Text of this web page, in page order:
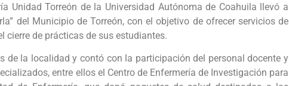
Unidad Torreón de la Universidad Autónoma de Coahuila llevó a
del Municipio de Torreón, con el objetivo de ofrecer servicios de
de prácticas de sus estudiantes.
de la localidad y contó con la participación del personal docente y
entre ellos el Centro de Enfermería de Investigación para